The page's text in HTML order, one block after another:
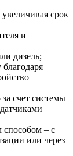
срок
и
дизель;
за счет системы
способом – с
или через